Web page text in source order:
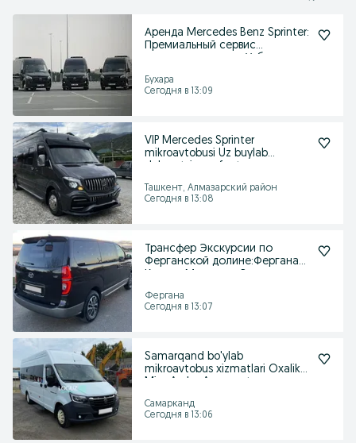
Аренда Mercedes Benz Sprinter:
Премиальный сервис
Бухара
Сегодня в 13:09
VIP Mercedes Sprinter
mikroavtobusi Uz buylab
Ташкент, Алмазарский район
Сегодня в 13:08
Трансфер Экскурсии по
Ферганской долине:Фергана
Фергана
Сегодня в 13:07
Samarqand bo'ylab
mikroavtobus xizmatlari Oxalik
Самарканд
Сегодня в 13:06